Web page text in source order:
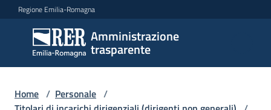
Vai al contenuto
Vai alla navigazione
Vai al footer
Regione Emilia-Romagna
Amministrazione
trasparente
Amministrazione
trasparente
Sottosezioni
Home / Personale /